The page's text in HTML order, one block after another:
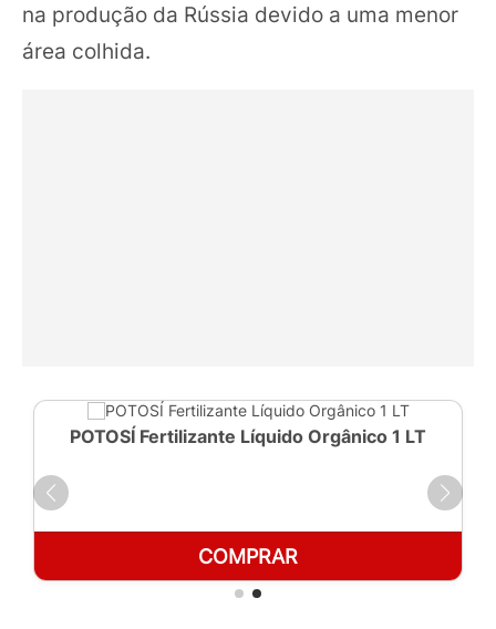
na produção da Rússia devido a uma menor
área colhida.
POTOSÍ Fertilizante Líquido Orgânico 1 LT
COMPRAR